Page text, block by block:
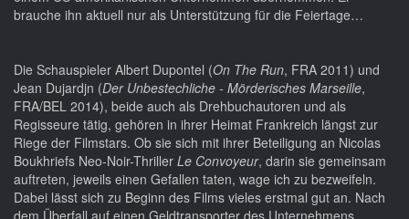
brauche ihn aktuell nur als Unterstützung für die Feiertage…
Die Schauspieler Albert Dupontel (On The Run, FRA 2011) und
Jean Dujardjn (Der Unbestechliche - Mörderisches Marseille,
FRA/BEL 2014), beide auch als Drehbuchautoren und als
Regisseure tätig, gehören in ihrer Heimat Frankreich längst zur
Riege der Filmstars. Ob sie sich mit ihrer Beteiligung an Nicolas
Boukhriefs Neo-Noir-Thriller Le Convoyeur, darin sie gemeinsam
auftreten, jeweils einen Gefallen taten, wage ich zu bezweifeln.
Dabei lässt sich zu Beginn des Films vieles erstmal gut an. Nach